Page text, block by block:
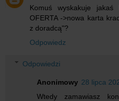
Komuś wyskakuje
OFERTA ->nowa karta
z doradcą"?
Odpowiedz
Odpowiedzi
Anonimowy 28 lipca
Wtedy zamawiasz